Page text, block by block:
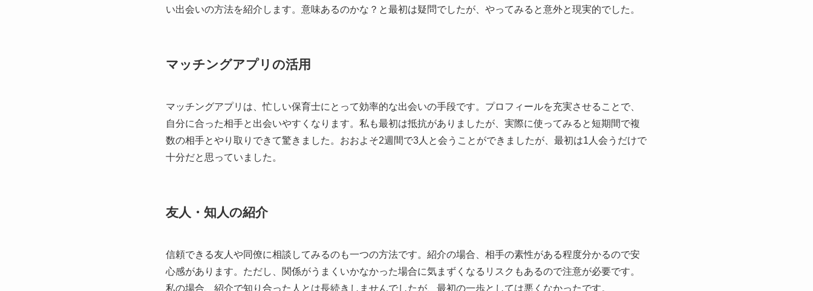
い出会いの方法を紹介します。意味あるのかな？と最初は疑問でしたが、やってみると意外と現実的でした。
マッチングアプリの活用
マッチングアプリは、忙しい保育士にとって効率的な出会いの手段です。プロフィールを充実させることで、
自分に合った相手と出会いやすくなります。私も最初は抵抗がありましたが、実際に使ってみると短期間で複
数の相手とやり取りできて驚きました。おおよそ2週間で3人と会うことができましたが、最初は1人会うだけで
十分だと思っていました。
友人・知人の紹介
信頼できる友人や同僚に相談してみるのも一つの方法です。紹介の場合、相手の素性がある程度分かるので安
心感があります。ただし、関係がうまくいかなかった場合に気まずくなるリスクもあるので注意が必要です。
私の場合、紹介で知り合った人とは長続きしませんでしたが、最初の一歩としては悪くなかったです。